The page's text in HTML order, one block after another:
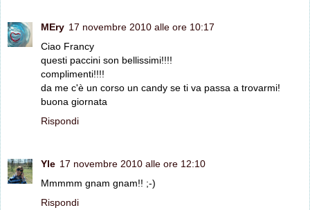
MEry 17 novembre 2010 alle ore 10:17
Ciao Francy
questi paccini son bellissimi!!!!
complimenti!!!!
da me c'è un corso un candy se ti va passa a trovarmi!
buona giornata
Rispondi
Yle 17 novembre 2010 alle ore 12:10
Mmmmm gnam gnam!! ;-)
Rispondi